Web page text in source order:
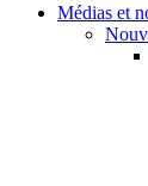
Médias et